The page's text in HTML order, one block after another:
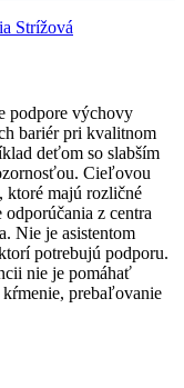
Strížová
podpore výchovy
bariér pri kvalitnom
deťom so slabším
Cieľovou
ktoré majú rozličné
z centra
Nie je asistentom
potrebujú podporu.
nie je pomáhať
prebaľovanie